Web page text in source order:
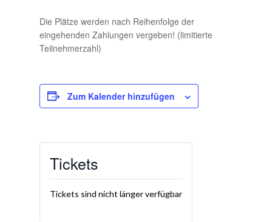
Die Plätze werden nach Reihenfolge der
eingehenden Zahlungen vergeben! (limitierte
Teilnehmerzahl)
Zum Kalender hinzufügen
Tickets
Tickets sind nicht länger verfügbar